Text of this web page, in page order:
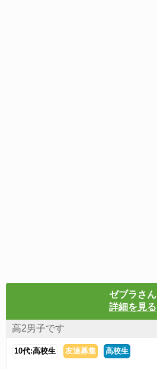
ゼブラさん
詳細を見る
高2男子です
10代:高校生 友達募集 高校生